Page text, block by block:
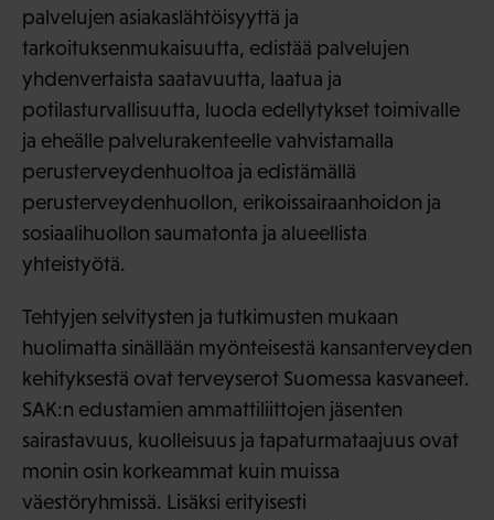
palvelujen asiakaslähtöisyyttä ja
tarkoituksenmukaisuutta, edistää palvelujen
yhdenvertaista saatavuutta, laatua ja
potilasturvallisuutta, luoda edellytykset toimivalle
ja eheälle palvelurakenteelle vahvistamalla
perusterveydenhuoltoa ja edistämällä
perusterveydenhuollon, erikoissairaanhoidon ja
sosiaalihuollon saumatonta ja alueellista
yhteistyötä.
Tehtyjen selvitysten ja tutkimusten mukaan
huolimatta sinällään myönteisestä kansanterveyden
kehityksestä ovat terveyserot Suomessa kasvaneet.
SAK:n edustamien ammattiliittojen jäsenten
sairastavuus, kuolleisuus ja tapaturmataajuus ovat
monin osin korkeammat kuin muissa
väestöryhmissä. Lisäksi erityisesti